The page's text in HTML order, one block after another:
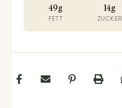
49g
FETT
14g
ZUCKER